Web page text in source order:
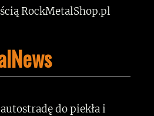
RockMetalShop.pl
do piekła i